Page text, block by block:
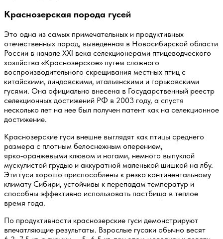
Краснозерская порода гусей
Это одна из самых примечательных и продуктивных
отечественных пород, выведенная в Новосибирской области
России в начале XXI века селекционерами птицеводческого
хозяйства «Краснозерское» путем сложного
воспроизводительного скрещивания местных птиц с
китайскими, линдовскими, итальянскими и горьковскими
гусями. Она официально внесена в Государственный реестр
селекционных достижений РФ в 2003 году, а спустя
несколько лет на нее был получен патент как на селекционное
достижение.
Краснозерские гуси внешне выглядят как птицы среднего
размера с плотным белоснежным оперением,
ярко‑оранжевыми клювом и ногами, немного выпуклой
мускулистой грудью и аккуратной маленькой шишкой на лбу.
Эти гуси хорошо приспособлены к резко континентальному
климату Сибири, устойчивы к перепадам температур и
способны эффективно использовать пастбища в теплое
время года.
По продуктивности краснозерские гуси демонстрируют
впечатляющие результаты. Взрослые гусаки обычно весят